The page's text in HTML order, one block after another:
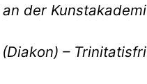
der
–